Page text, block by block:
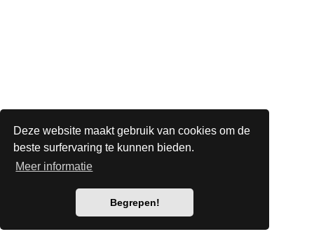
Deze website maakt gebruik van cookies om de
beste surfervaring te kunnen bieden.
Meer informatie
Begrepen!